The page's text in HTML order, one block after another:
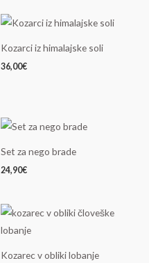
Kozarci iz himalajske soli
36,00€
Set za nego brade
24,90€
Kozarec v obliki lobanje
cena
je
19,90€.
Trenutna
cena